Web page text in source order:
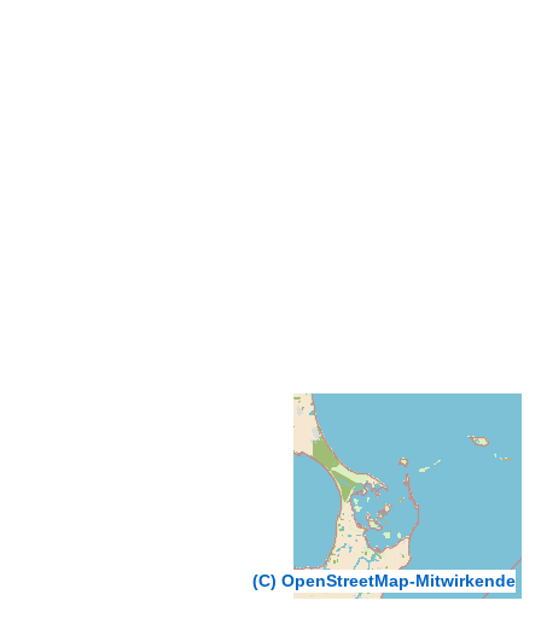
(C) OpenStreetMap-Mitwirkende